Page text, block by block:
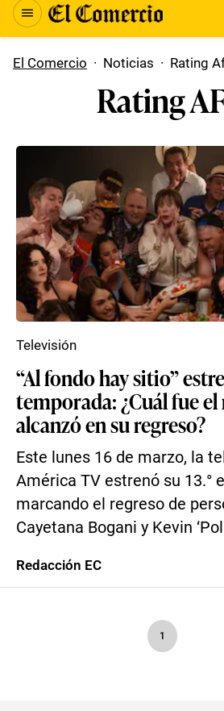
El Comercio · Noticias · Rating
Rating
“Al fondo hay sitio”
temporada: ¿Cuál fue
alcanzó en su regreso?
Este lunes 16 de marzo, la
América TV estrenó su 13.°
marcando el regreso de
Cayetana Bogani y Kevin
Televisión
Redacción EC
1